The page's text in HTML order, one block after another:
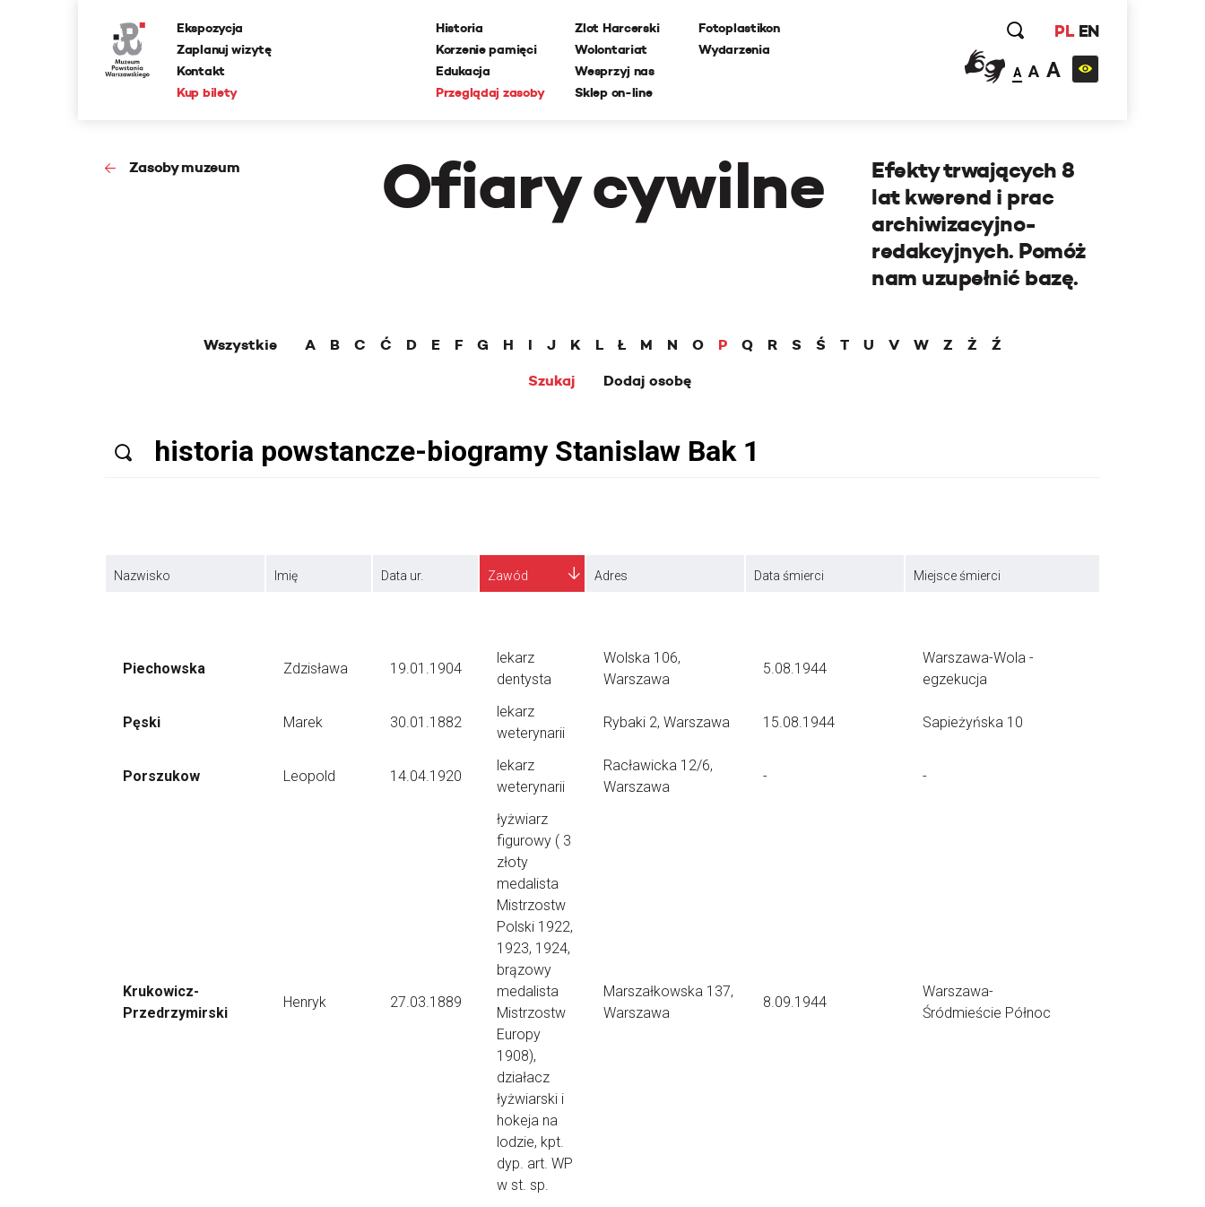
Ekspozycja
Zaplanuj wizytę
Kontakt
Kup bilety
Historia
Korzenie pamięci
Edukacja
Przeglądaj zasoby
Zlot Harcerski
Wolontariat
Wesprzyj nas
Sklep on-line
Fotoplastikon
Wydarzenia
PL EN
A A A
Zasoby muzeum Ofiary cywilne
Efekty trwających 8
lat kwerend i prac
archiwizacyjno-
redakcyjnych. Pomóż
nam uzupełnić bazę.
Wszystkie A B C Ć D E F G H I J K L Ł M N O P Q R S Ś T U V W Z Ż
Ź
Szukaj
Dodaj osobę
Nazwisko Imię Data ur. Zawód Adres Data śmierci Miejsce śmierci
Piechowska Zdzisława 19.01.1904
lekarz
dentysta
Wolska 106,
Warszawa
5.08.1944
Warszawa-Wola -
egzekucja
Pęski Marek 30.01.1882
lekarz
weterynarii
Rybaki 2, Warszawa 15.08.1944 Sapieżyńska 10
Porszukow Leopold 14.04.1920
lekarz
weterynarii
Racławicka 12/6,
Warszawa
- -
Krukowicz-
Przedrzymirski
Henryk 27.03.1889
łyżwiarz
figurowy ( 3
złoty
medalista
Mistrzostw
Polski 1922,
1923, 1924,
brązowy
medalista
Mistrzostw
Europy
1908),
działacz
łyżwiarski i
hokeja na
lodzie, kpt.
dyp. art. WP
w st. sp.
Marszałkowska 137,
Warszawa
8.09.1944
Warszawa-
Śródmieście Północ